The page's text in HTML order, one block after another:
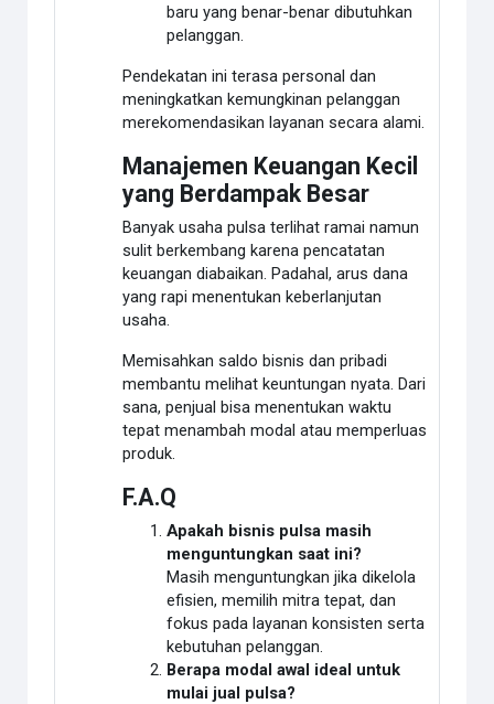
baru yang benar-benar dibutuhkan
pelanggan.
Pendekatan ini terasa personal dan
meningkatkan kemungkinan pelanggan
merekomendasikan layanan secara alami.
Manajemen Keuangan Kecil
yang Berdampak Besar
Banyak usaha pulsa terlihat ramai namun
sulit berkembang karena pencatatan
keuangan diabaikan. Padahal, arus dana
yang rapi menentukan keberlanjutan
usaha.
Memisahkan saldo bisnis dan pribadi
membantu melihat keuntungan nyata. Dari
sana, penjual bisa menentukan waktu
tepat menambah modal atau memperluas
produk.
F.A.Q
Apakah bisnis pulsa masih
menguntungkan saat ini?
Masih menguntungkan jika dikelola
efisien, memilih mitra tepat, dan
fokus pada layanan konsisten serta
kebutuhan pelanggan.
Berapa modal awal ideal untuk
mulai jual pulsa?